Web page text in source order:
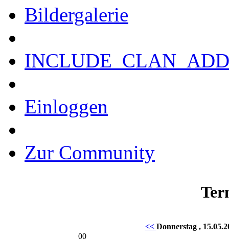
Bildergalerie
Einloggen
Zur Community
<< Donnerstag ,
00